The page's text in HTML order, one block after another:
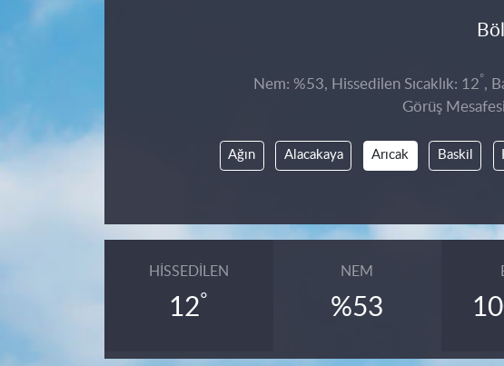
Nem: %53, Hissedilen Sıcaklık: 12°,
Görüş
Ağın Alacakaya Arıcak Baskil
HISSEDILEN
12°
NEM
%53